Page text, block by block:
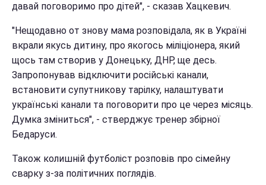
давай поговоримо про дітей", - сказав Хацкевич.
"Нещодавно от знову мама розповідала, як в Україні
вкрали якусь дитину, про якогось міліціонера, який
щось там створив у Донецьку, ДНР, ще десь.
Запропонував відключити російські канали,
встановити супутникову тарілку, налаштувати
українські канали та поговорити про це через місяць.
Думка зміниться", - стверджує тренер збірної
Бедаруси.
Також колишній футболіст розповів про сімейну
сварку з-за політичних поглядів.